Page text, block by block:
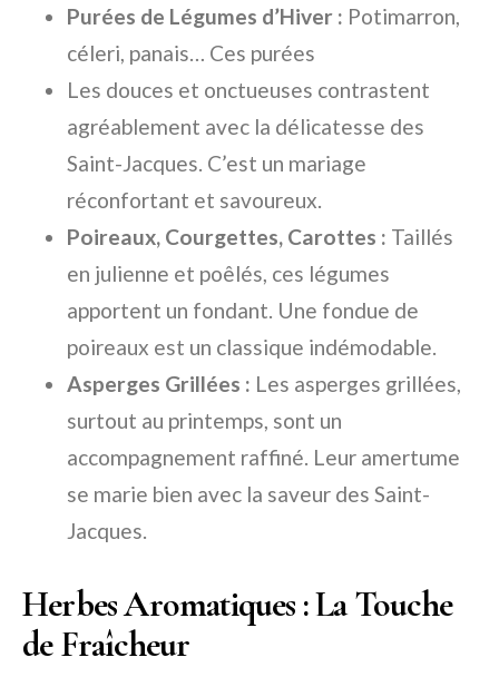
Purées de Légumes d’Hiver : Potimarron,
céleri, panais… Ces purées
Les douces et onctueuses contrastent
agréablement avec la délicatesse des
Saint-Jacques. C’est un mariage
réconfortant et savoureux.
Poireaux, Courgettes, Carottes : Taillés
en julienne et poêlés, ces légumes
apportent un fondant. Une fondue de
poireaux est un classique indémodable.
Asperges Grillées : Les asperges grillées,
surtout au printemps, sont un
accompagnement raffiné. Leur amertume
se marie bien avec la saveur des Saint-
Jacques.
Herbes Aromatiques : La Touche
de Fraîcheur